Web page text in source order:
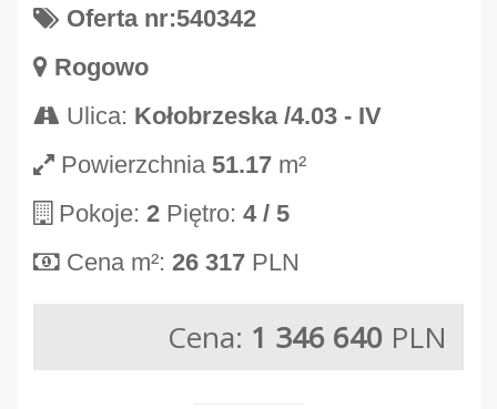
Oferta nr:540342
Rogowo
Ulica: Kołobrzeska /4.03 - IV
Powierzchnia 51.17 m²
Pokoje: 2 Piętro: 4 / 5
Cena m²: 26 317 PLN
Cena: 1 346 640 PLN